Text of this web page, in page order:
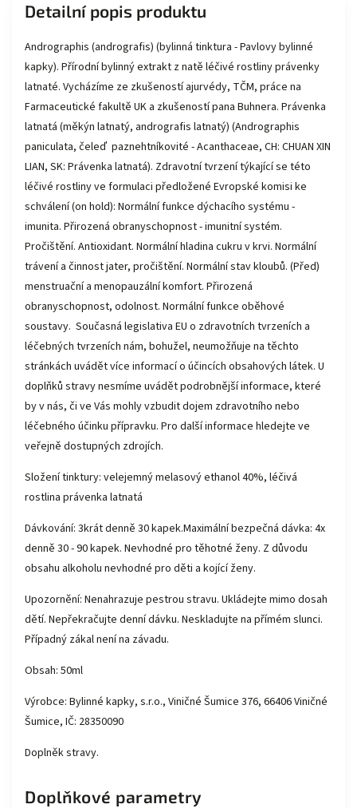
Detailní popis produktu
Andrographis (andrografis) (bylinná tinktura - Pavlovy bylinné
kapky). Přírodní bylinný extrakt z natě léčivé rostliny právenky
latnaté. Vycházíme ze zkušeností ajurvédy, TČM, práce na
Farmaceutické fakultě UK a zkušeností pana Buhnera. Právenka
latnatá (měkýn latnatý, andrografis latnatý) (Andrographis
paniculata, čeleď paznehtníkovité - Acanthaceae, CH: CHUAN XIN
LIAN, SK: Právenka latnatá). Zdravotní tvrzení týkající se této
léčivé rostliny ve formulaci předložené Evropské komisi ke
schválení (on hold): Normální funkce dýchacího systému -
imunita. Přirozená obranyschopnost - imunitní systém.
Pročištění. Antioxidant. Normální hladina cukru v krvi. Normální
trávení a činnost jater, pročištění. Normální stav kloubů. (Před)
menstruační a menopauzální komfort. Přirozená
obranyschopnost, odolnost. Normální funkce oběhové
soustavy. Současná legislativa EU o zdravotních tvrzeních a
léčebných tvrzeních nám, bohužel, neumožňuje na těchto
stránkách uvádět více informací o účincích obsahových látek. U
doplňků stravy nesmíme uvádět podrobnější informace, které
by v nás, či ve Vás mohly vzbudit dojem zdravotního nebo
léčebného účinku přípravku. Pro další informace hledejte ve
veřejně dostupných zdrojích.
Složení tinktury: velejemný melasový ethanol 40%, léčivá
rostlina právenka latnatá
Dávkování: 3krát denně 30 kapek.Maximální bezpečná dávka: 4x
denně 30 - 90 kapek. Nevhodné pro těhotné ženy. Z důvodu
obsahu alkoholu nevhodné pro děti a kojící ženy.
Upozornění: Nenahrazuje pestrou stravu. Ukládejte mimo dosah
dětí. Nepřekračujte denní dávku. Neskladujte na přímém slunci.
Případný zákal není na závadu.
Obsah: 50ml
Výrobce: Bylinné kapky, s.r.o., Viničné Šumice 376, 66406 Viničné
Šumice, IČ: 28350090
Doplněk stravy.
Doplňkové parametry